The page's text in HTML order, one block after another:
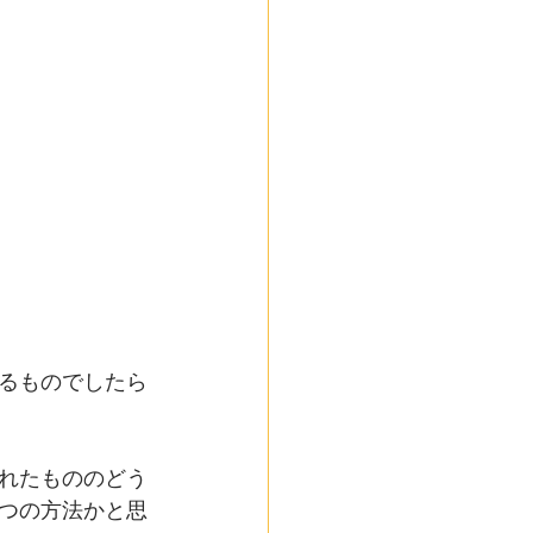
ものでしたら
たもののどう
の方法かと思